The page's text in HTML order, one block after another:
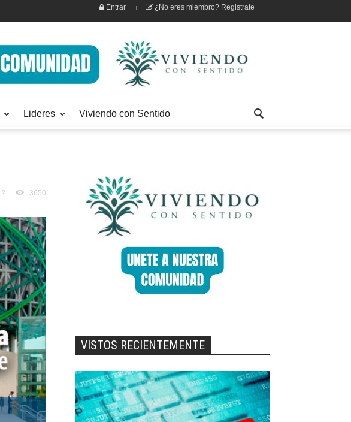
Entrar ¿No eres miembro? Registrate
Lideres Viviendo con Sentido
2 3650
VISTOS RECIENTEMENTE